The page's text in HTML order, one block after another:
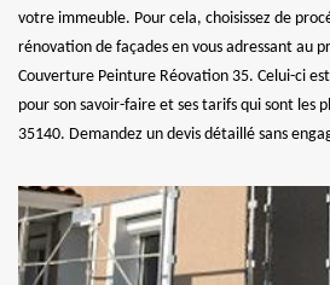
votre immeuble. Pour cela, choisissez de
rénovation de façades en vous adressant au
Couverture Peinture Réovation 35. Celui-ci
pour son savoir-faire et ses tarifs qui sont les
35140. Demandez un devis détaillé sans